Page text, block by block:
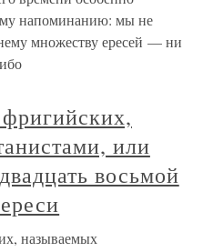
напоминанию: мы не
множеству ересей — ни
или
восьмой
называемых